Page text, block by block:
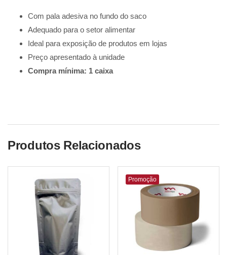
Com pala adesiva no fundo do saco
Adequado para o setor alimentar
Ideal para exposição de produtos em lojas
Preço apresentado à unidade
Compra mínima: 1 caixa
Produtos Relacionados
Promoção